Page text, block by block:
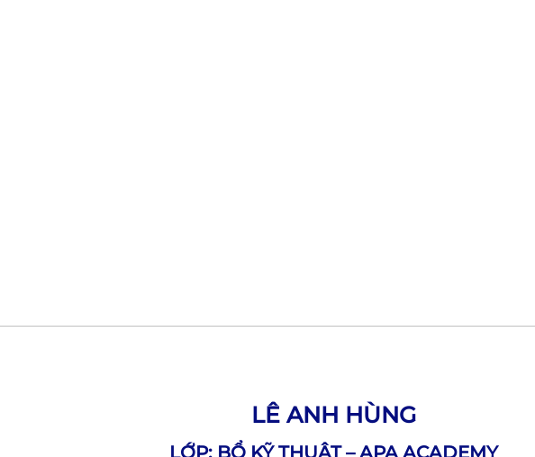
LÊ ANH HÙNG
LỚP: BỔ KỸ THUẬT – APA ACADEMY